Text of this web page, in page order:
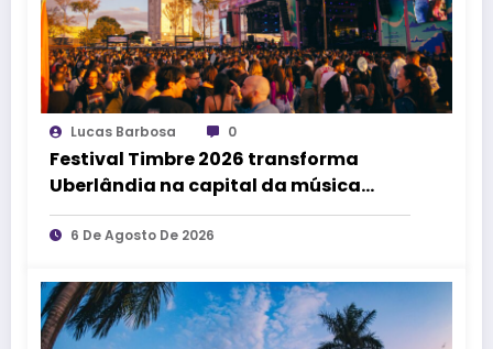
Lucas Barbosa 0
Festival Timbre 2026 transforma
Uberlândia na capital da música
durante dois dias de cultura,
encontros e experiências
6 De Agosto De 2026